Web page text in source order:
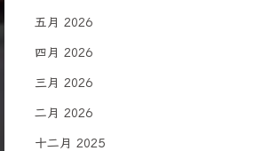
五月 2026
四月 2026
三月 2026
二月 2026
十二月 2025